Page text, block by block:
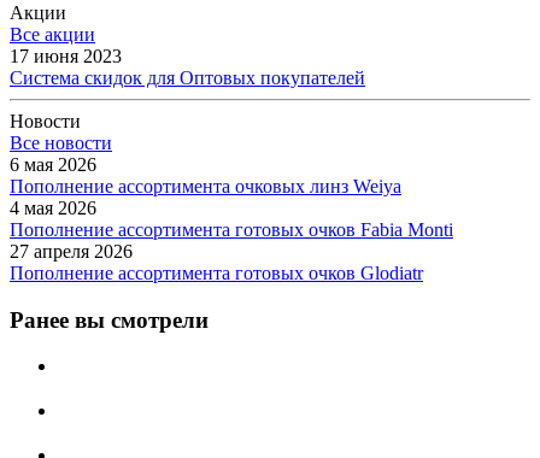
Акции
Все акции
17 июня 2023
Система скидок для Оптовых покупателей
Новости
Все новости
6 мая 2026
Пополнение ассортимента очковых линз Weiya
4 мая 2026
Пополнение ассортимента готовых очков Fabia Monti
27 апреля 2026
Пополнение ассортимента готовых очков Glodiatr
Ранее вы смотрели